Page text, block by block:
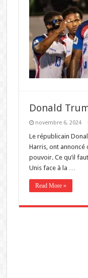
Donald
novembre 6, 2024
Le républicain
Harris, ont annoncé
pouvoir. Ce qu’il
Unis face à la …
Read More »